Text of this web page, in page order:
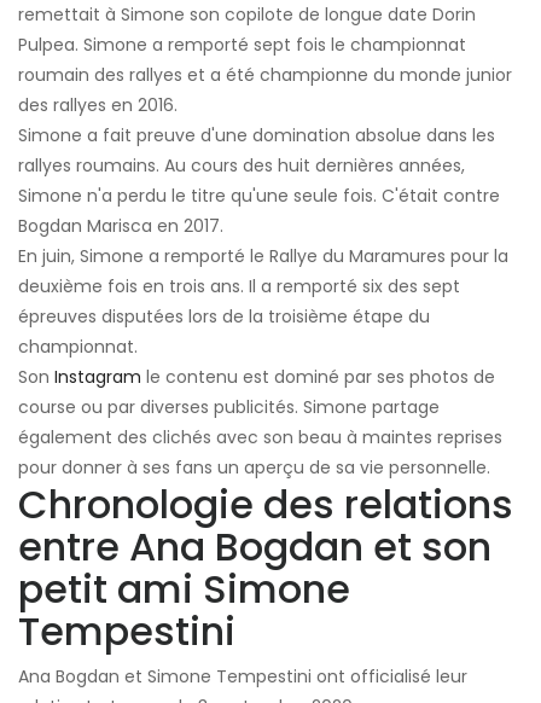
remettait à Simone son copilote de longue date Dorin
Pulpea. Simone a remporté sept fois le championnat
roumain des rallyes et a été championne du monde junior
des rallyes en 2016.
Simone a fait preuve d'une domination absolue dans les
rallyes roumains. Au cours des huit dernières années,
Simone n'a perdu le titre qu'une seule fois. C'était contre
Bogdan Marisca en 2017.
En juin, Simone a remporté le Rallye du Maramures pour la
deuxième fois en trois ans. Il a remporté six des sept
épreuves disputées lors de la troisième étape du
championnat.
Son Instagram le contenu est dominé par ses photos de
course ou par diverses publicités. Simone partage
également des clichés avec son beau à maintes reprises
pour donner à ses fans un aperçu de sa vie personnelle.
Chronologie des relations
entre Ana Bogdan et son
petit ami Simone
Tempestini
Ana Bogdan et Simone Tempestini ont officialisé leur